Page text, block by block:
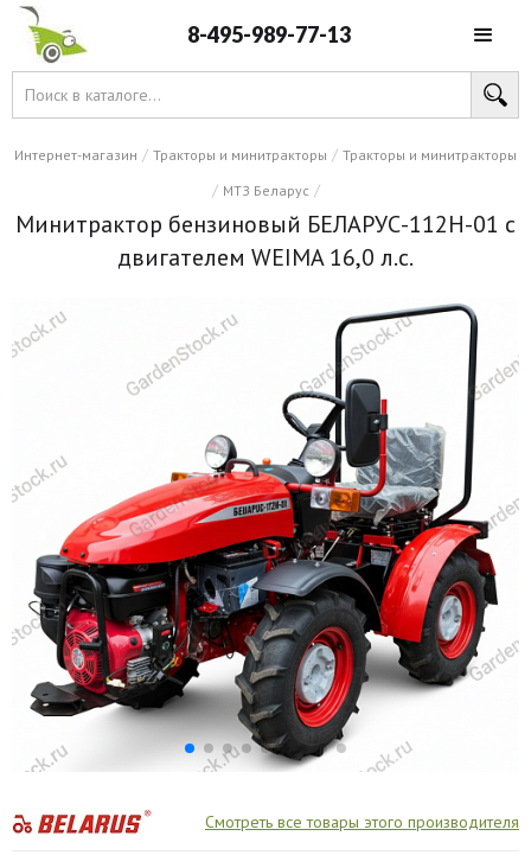
8-495-989-77-13
Интернет-магазин / Тракторы и минитракторы / Тракторы и минитракторы
/ МТЗ Беларус /
Минитрактор бензиновый БЕЛАРУС-112Н-01 с
двигателем WEIMA 16,0 л.с.
Смотреть все товары этого производителя